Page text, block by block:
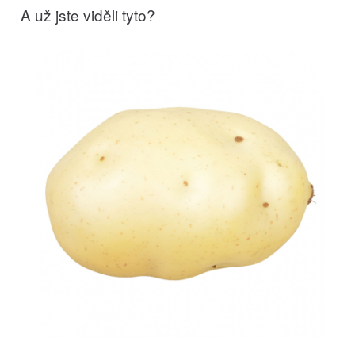
A už jste viděli tyto?